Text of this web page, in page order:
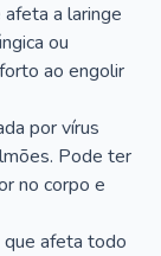
a laringe
ou
ao engolir
por vírus
Pode ter
no corpo e
que afeta todo